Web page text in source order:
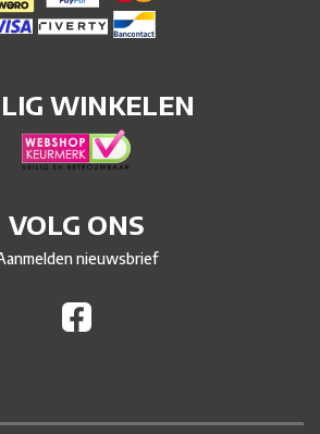
WINKELEN
VOLG ONS
nieuwsbrief